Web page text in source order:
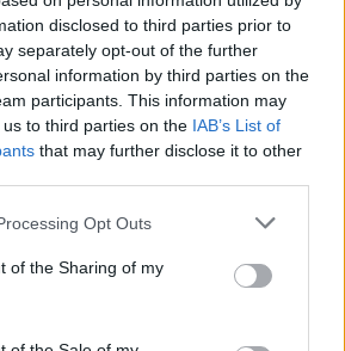
disclosed to third parties prior to
separately opt-out of the further
information by third parties on the
participants. This information may
to third parties on the IAB’s List of
that may further disclose it to other
Opt Outs
of the Sharing of my
EGYÉB MŰTÁRGY
16691. tétel: